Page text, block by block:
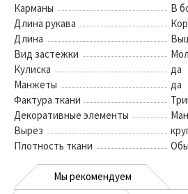
Карманы
В
Длина рукава
Длина
Вид застежки
Кулиска
да
Манжеты
да
Фактура ткани
Декоративные элементы
Вырез
Плотность ткани
Мы рекомендуем